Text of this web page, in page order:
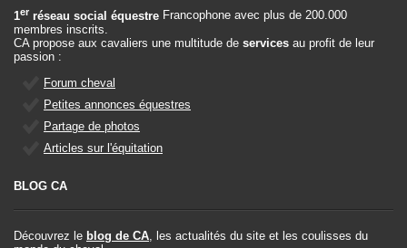
1er réseau social équestre Francophone avec plus de 200.000
membres inscrits.
CA propose aux cavaliers une multitude de services au profit de leur
passion :
Forum cheval
Petites annonces équestres
Partage de photos
Articles sur l'équitation
BLOG CA
Découvrez le blog de CA , les actualités du site et les coulisses du